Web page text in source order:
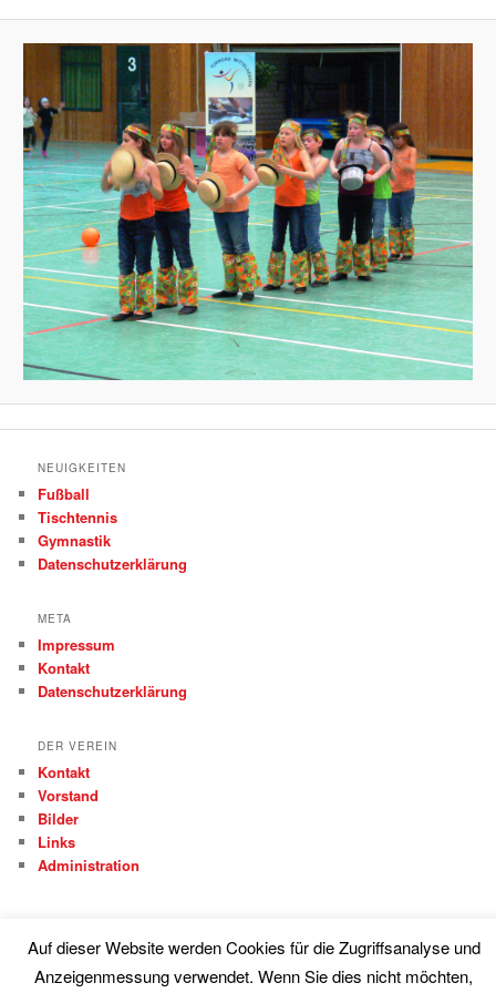
NEUIGKEITEN
Fußball
Tischtennis
Gymnastik
Datenschutzerklärung
META
Impressum
Kontakt
Datenschutzerklärung
DER VEREIN
Kontakt
Vorstand
Bilder
Links
Administration
Proudly powered by WordPress
Auf dieser Website werden Cookies für die Zugriffsanalyse und
Anzeigenmessung verwendet. Wenn Sie dies nicht möchten,